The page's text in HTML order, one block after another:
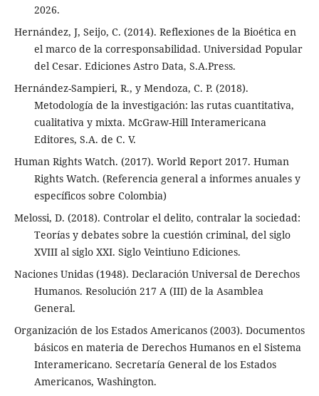
2026.
Hernández, J, Seijo, C. (2014). Reflexiones de la Bioética en
el marco de la corresponsabilidad. Universidad Popular
del Cesar. Ediciones Astro Data, S.A.Press.
Hernández-Sampieri, R., y Mendoza, C. P. (2018).
Metodología de la investigación: las rutas cuantitativa,
cualitativa y mixta. McGraw-Hill Interamericana
Editores, S.A. de C. V.
Human Rights Watch. (2017). World Report 2017. Human
Rights Watch. (Referencia general a informes anuales y
específicos sobre Colombia)
Melossi, D. (2018). Controlar el delito, contralar la sociedad:
Teorías y debates sobre la cuestión criminal, del siglo
XVIII al siglo XXI. Siglo Veintiuno Ediciones.
Naciones Unidas (1948). Declaración Universal de Derechos
Humanos. Resolución 217 A (III) de la Asamblea
General.
Organización de los Estados Americanos (2003). Documentos
básicos en materia de Derechos Humanos en el Sistema
Interamericano. Secretaría General de los Estados
Americanos, Washington.